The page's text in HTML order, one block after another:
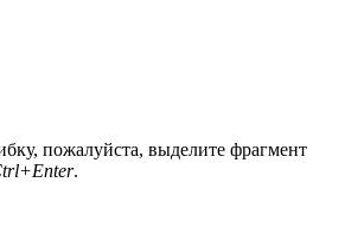
пожалуйста, выделите фрагмент
.